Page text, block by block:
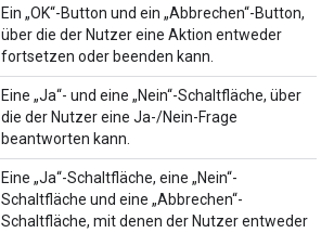
Ein „OK“-Button und ein „Abbrechen“-Button,
über die der Nutzer eine Aktion entweder
fortsetzen oder beenden kann.
Eine „Ja“- und eine „Nein“-Schaltfläche, über
die der Nutzer eine Ja-/Nein-Frage
beantworten kann.
Eine „Ja“-Schaltfläche, eine „Nein“-
Schaltfläche und eine „Abbrechen“-
Schaltfläche, mit denen der Nutzer entweder